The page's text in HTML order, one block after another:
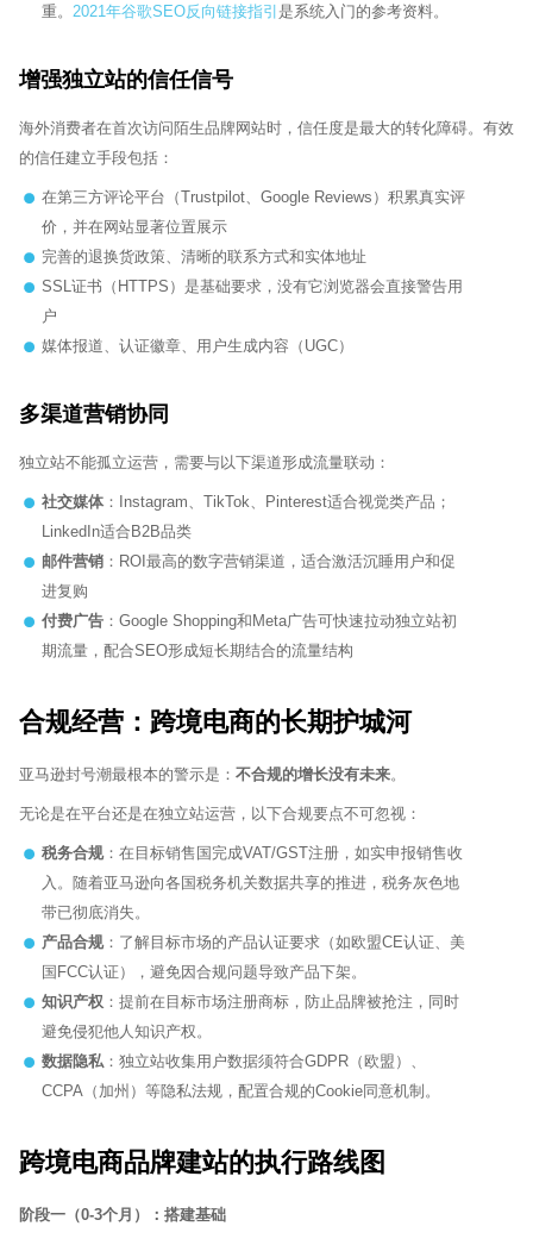
重。 2021年谷歌SEO反向链接指引 是系统入门的参考资料。
增强独立站的信任信号
海外消费者在首次访问陌生品牌网站时，信任度是最大的转化障碍。有效
的信任建立手段包括：
在第三方评论平台（Trustpilot、Google Reviews）积累真实评
价，并在网站显著位置展示
完善的退换货政策、清晰的联系方式和实体地址
SSL证书（HTTPS）是基础要求，没有它浏览器会直接警告用
户
媒体报道、认证徽章、用户生成内容（UGC）
多渠道营销协同
独立站不能孤立运营，需要与以下渠道形成流量联动：
社交媒体 ：Instagram、TikTok、Pinterest适合视觉类产品；
LinkedIn适合B2B品类
邮件营销 ：ROI最高的数字营销渠道，适合激活沉睡用户和促
进复购
付费广告 ：Google Shopping和Meta广告可快速拉动独立站初
期流量，配合SEO形成短长期结合的流量结构
合规经营：跨境电商的长期护城河
亚马逊封号潮最根本的警示是： 不合规的增长没有未来。
无论是在平台还是在独立站运营，以下合规要点不可忽视：
税务合规：在目标销售国完成VAT/GST注册，如实申报销售收
入。随着亚马逊向各国税务机关数据共享的推进，税务灰色地
带已彻底消失。
产品合规：了解目标市场的产品认证要求（如欧盟CE认证、美
国FCC认证），避免因合规问题导致产品下架。
知识产权 ：提前在目标市场注册商标，防止品牌被抢注，同时
避免侵犯他人知识产权。
数据隐私 ：独立站收集用户数据须符合GDPR（欧盟）、
CCPA（加州）等隐私法规，配置合规的Cookie同意机制。
跨境电商品牌建站的执行路线图
阶段一（0-3个月）：搭建基础